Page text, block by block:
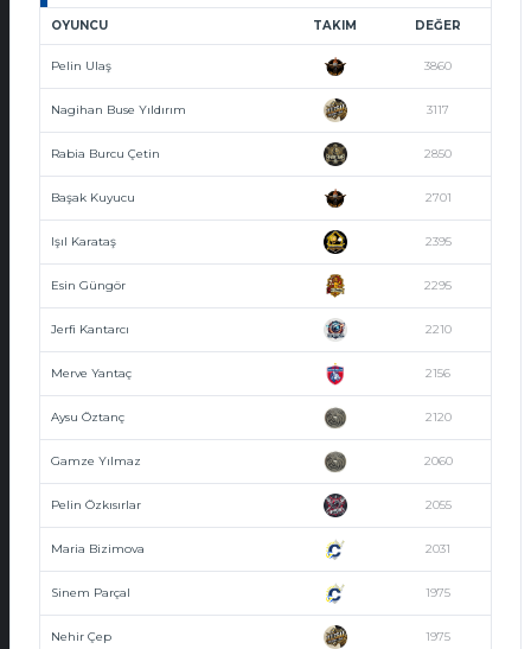
OYUNCU TAKIM DEĞER
Pelin Ulaş 3860
Nagihan Buse Yıldırım 3117
Rabia Burcu Çetin 2850
Başak Kuyucu 2701
Işıl Karataş 2395
Esin Güngör 2295
Jerfi Kantarcı 2210
Merve Yantaç 2156
Aysu Öztanç 2120
Gamze Yılmaz 2060
Pelin Özkısırlar 2055
Maria Bizimova 2031
Sinem Parçal 1975
Nehir Çep 1975